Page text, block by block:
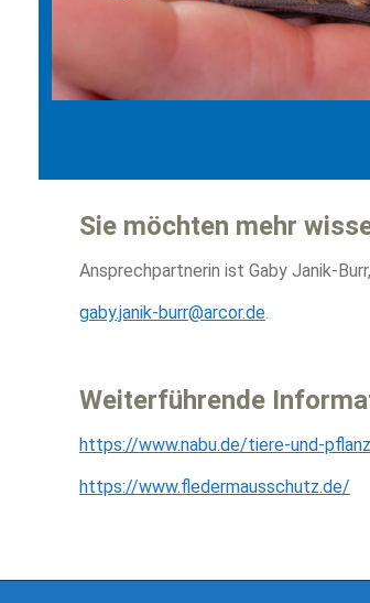
Sie möchten mehr
Ansprechpartnerin ist Gaby Janik-
gaby.janik-burr@arcor.de.
Weiterführende
https://www.nabu.de/tiere-und-
https://www.fledermausschutz.de/